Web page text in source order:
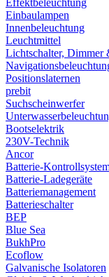
Effektbeleuchtung
Einbaulampen
Innenbeleuchtung
Leuchtmittel
Lichtschalter, Dimmer
Positionslaternen
prebit
Suchscheinwerfer
Bootselektrik
230V-Technik
Ancor
Batterie-
Batterie-Ladegeräte
Batteriemanagement
Batterieschalter
BEP
Blue Sea
BukhPro
Ecoflow
Galvanische Isolatoren